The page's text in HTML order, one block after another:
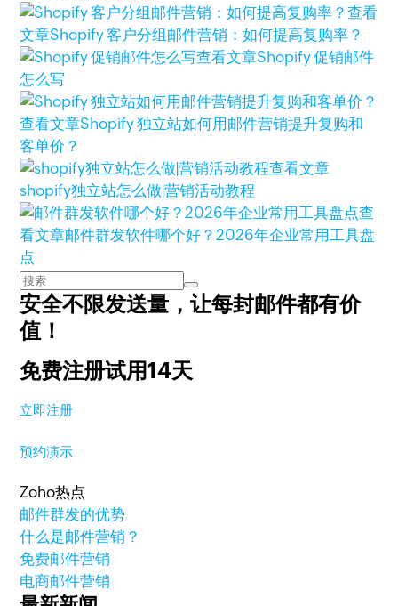
查看
文章Shopify 客户分组邮件营销：如何提高复购率？
查看文章Shopify 促销邮件
怎么写
查看文章Shopify 独立站如何用邮件营销提升复购和
客单价？
查看文章
shopify独立站怎么做|营销活动教程
查
看文章邮件群发软件哪个好？2026年企业常用工具盘
点
安全不限发送量，让每封邮件都有价
值！
免费注册试用14天
立即注册
预约演示
Zoho热点
邮件群发的优势
什么是邮件营销？
免费邮件营销
电商邮件营销